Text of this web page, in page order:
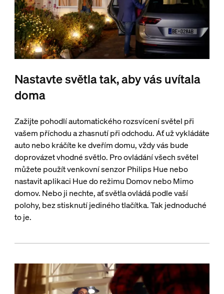
Nastavte světla tak, aby vás uvítala
doma
Zažijte pohodlí automatického rozsvícení světel při
vašem příchodu a zhasnutí při odchodu. Ať už vykládáte
auto nebo kráčíte ke dveřím domu, vždy vás bude
doprovázet vhodné světlo. Pro ovládání všech světel
můžete použít venkovní senzor Philips Hue nebo
nastavit aplikaci Hue do režimu Domov nebo Mimo
domov. Nebo ji nechte, ať světla ovládá podle vaší
polohy, bez stisknutí jediného tlačítka. Tak jednoduché
to je.